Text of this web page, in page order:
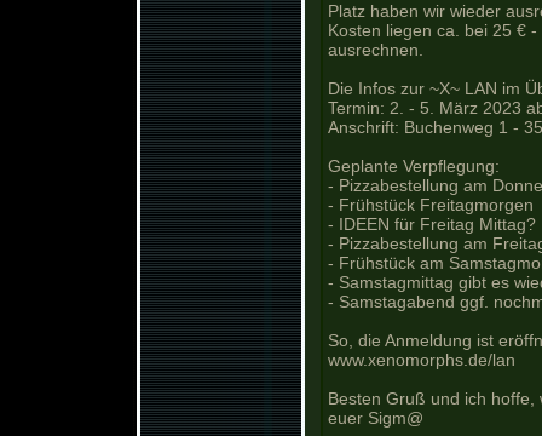
Platz haben wir wieder
Kosten liegen ca. bei 25 €
ausrechnen.
Die Infos zur ~X~ LAN im
Termin: 2. - 5. März 2023
Anschrift: Buchenweg 1 -
Geplante Verpflegung:
- Pizzabestellung am
- Frühstück Freitagmorgen
- IDEEN für Freitag
- Pizzabestellung am
- Frühstück am
- Samstagmittag gibt es
- Samstagabend ggf.
So, die Anmeldung ist
www.xenomorphs.de/lan
Besten Gruß und ich hoffe,
euer Sigm@